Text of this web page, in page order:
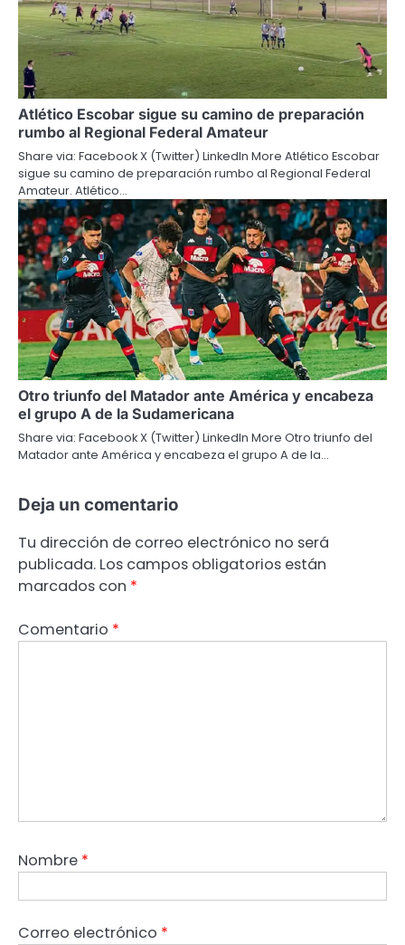
Atlético Escobar sigue su camino de preparación
rumbo al Regional Federal Amateur
Share via: Facebook X (Twitter) LinkedIn More Atlético Escobar
sigue su camino de preparación rumbo al Regional Federal
Amateur. Atlético…
Otro triunfo del Matador ante América y encabeza
el grupo A de la Sudamericana
Share via: Facebook X (Twitter) LinkedIn More Otro triunfo del
Matador ante América y encabeza el grupo A de la…
Deja un comentario
Tu dirección de correo electrónico no será
publicada. Los campos obligatorios están
marcados con *
Comentario *
Nombre *
Correo electrónico *